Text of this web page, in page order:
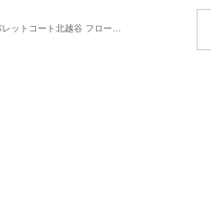
ットコート北越谷 フロー…